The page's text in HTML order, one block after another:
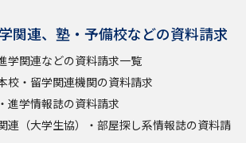
関連、塾・予備校などの資料請求
学関連などの資料請求一覧
校・留学関連機関の資料請求
進学情報誌の資料請求
連（大学生協）・部屋探し系情報誌の資料請